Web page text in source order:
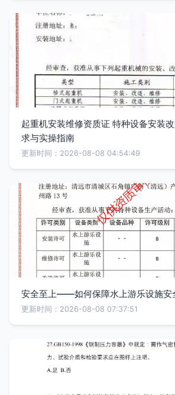
起重机安装维修资质证 特种设备安装
求与实操指南
更新时间：2026-08-08 04:54:49
安全至上——如何保障水上游乐设施安
更新时间：2026-08-08 07:37:51